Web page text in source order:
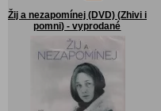
Žij a nezapomínej (DVD) (Zhivi i
pomni) - vyprodané